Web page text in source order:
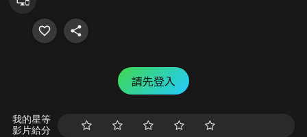
請先登入
我的星等
影片給分